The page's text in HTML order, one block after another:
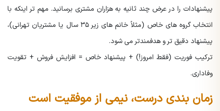
پیشنهادات را در عرض چند ثانیه به هزاران مشتری برسانید. مهم تر اینکه با
انتخاب گروه های خاص (مثلاً خانم های زیر ۳۵ سال یا مشتریان تهرانی)،
پیشنهاد دقیق تر و هدفمندتر می شود.
ترکیب فوریت (فقط امروز!) + پیشنهاد خاص = افزایش فروش + تقویت
وفاداری.
زمان بندی درست، نیمی از موفقیت است